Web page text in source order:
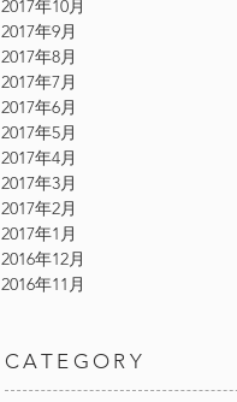
2017年10月
2017年9月
2017年8月
2017年7月
2017年6月
2017年5月
2017年4月
2017年3月
2017年2月
2017年1月
2016年12月
2016年11月
CATEGORY